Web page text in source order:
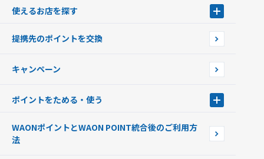
WAONを申込む
インターネット上でのお買い物について（ネット決済）
使えるお店を探す
店舗検索
イオン銀行ATM設置場所
提携先のポイントを交換
キャンペーン
ポイントをためる・使う
ポイントの有効期限について
WAONポイントとWAON POINT統合後のご利用方
法